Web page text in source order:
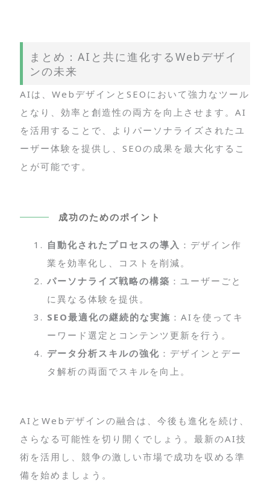
まとめ：AIと共に進化するWebデザイ
ンの未来
AIは、WebデザインとSEOにおいて強力なツール
となり、効率と創造性の両方を向上させます。AI
を活用することで、よりパーソナライズされたユ
ーザー体験を提供し、SEOの成果を最大化するこ
とが可能です。
成功のためのポイント
自動化されたプロセスの導入 ：デザイン作
業を効率化し、コストを削減。
パーソナライズ戦略の構築 ：ユーザーごと
に異なる体験を提供。
SEO最適化の継続的な実施 ：AIを使ってキ
ーワード選定とコンテンツ更新を行う。
データ分析スキルの強化 ：デザインとデー
タ解析の両面でスキルを向上。
AIとWebデザインの融合は、今後も進化を続け、
さらなる可能性を切り開くでしょう。最新のAI技
術を活用し、競争の激しい市場で成功を収める準
備を始めましょう。